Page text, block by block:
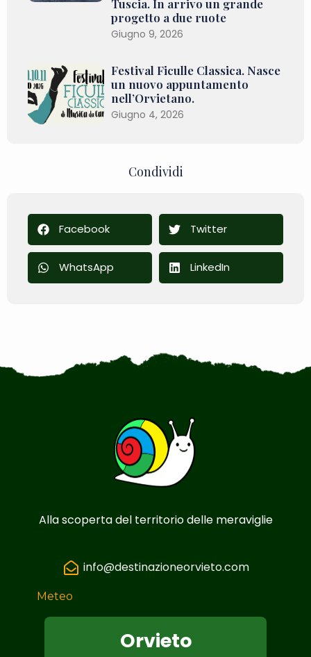
Tuscia. In arrivo un grande
progetto a due ruote
Giugno 9, 2026
Festival Ficulle Classica. Nasce
un nuovo appuntamento
nell’Orvietano.
Giugno 4, 2026
Condividi
Facebook Twitter
WhatsApp LinkedIn
Alla scoperta del territorio delle meraviglie
info@destinazioneorvieto.com
Meteo
Orvieto